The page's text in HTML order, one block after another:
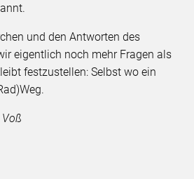
und den Antworten des
eigentlich noch mehr Fragen als
festzustellen: Selbst wo ein